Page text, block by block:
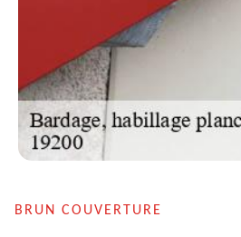
BRUN COUVERTURE